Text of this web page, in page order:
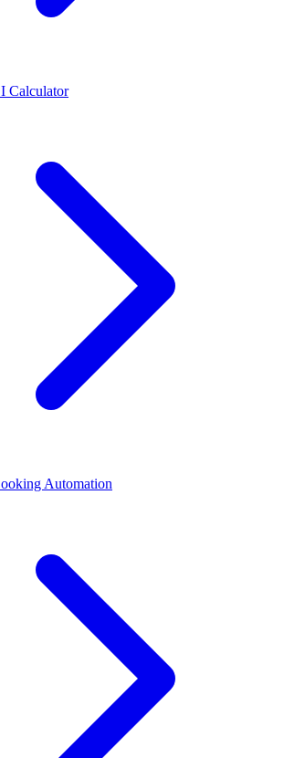
Calculator
Automation